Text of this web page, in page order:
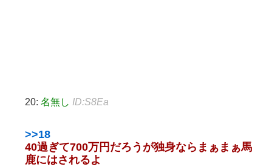
20: 名無し ID:S8Ea
>>18
40過ぎて700万円だろうが独身ならまぁまぁ馬
鹿にはされるよ